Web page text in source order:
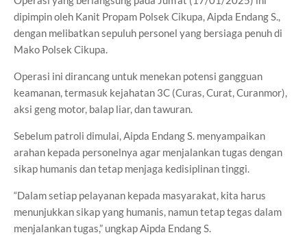
dipimpin oleh Kanit Propam Polsek Cikupa, Aipda Endang S.,
dengan melibatkan sepuluh personel yang bersiaga penuh di
Mako Polsek Cikupa.
Operasi ini dirancang untuk menekan potensi gangguan
keamanan, termasuk kejahatan 3C (Curas, Curat, Curanmor),
aksi geng motor, balap liar, dan tawuran.
Sebelum patroli dimulai, Aipda Endang S. menyampaikan
arahan kepada personelnya agar menjalankan tugas dengan
sikap humanis dan tetap menjaga kedisiplinan tinggi.
“Dalam setiap pelayanan kepada masyarakat, kita harus
menunjukkan sikap yang humanis, namun tetap tegas dalam
menjalankan tugas,” ungkap Aipda Endang S.